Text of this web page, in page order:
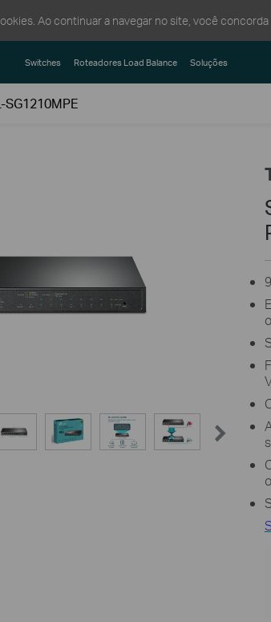
Ao continuar a navegar no site, você
Switches Roteadores Load Balance Soluções
SG1210MPE